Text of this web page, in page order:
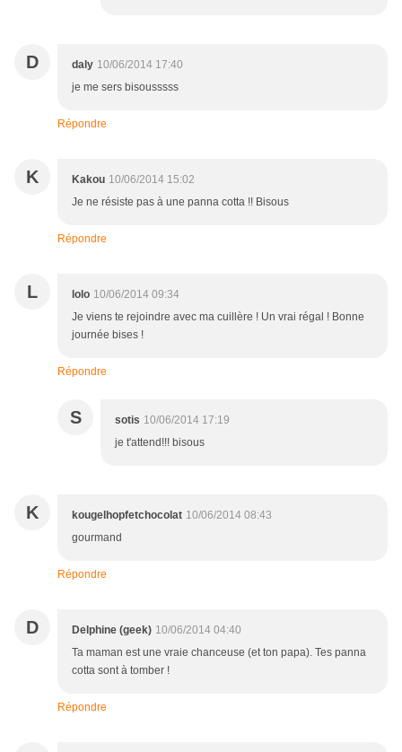
D daly 10/06/2014 17:40
je me sers bisousssss
Répondre
K Kakou 10/06/2014 15:02
Je ne résiste pas à une panna cotta !! Bisous
Répondre
L lolo 10/06/2014 09:34
Je viens te rejoindre avec ma cuillère ! Un vrai régal ! Bonne
journée bises !
Répondre
S sotis 10/06/2014 17:19
je t'attend!!! bisous
K kougelhopfetchocolat 10/06/2014 08:43
gourmand
Répondre
D Delphine (geek) 10/06/2014 04:40
Ta maman est une vraie chanceuse (et ton papa). Tes panna
cotta sont à tomber !
Répondre